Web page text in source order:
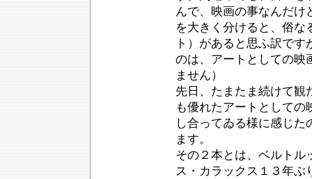
んで、映画の事なんだけ
を大きく分けると、俗な
ト）があると思ふ訳で
のは、アートとしての映
ません）
先日、たまたま続けて観
も優れたアートとして
し合ってゐる様に感じ
ます。
その２本とは、ベルトル
ス・カラックス１３年ぶ